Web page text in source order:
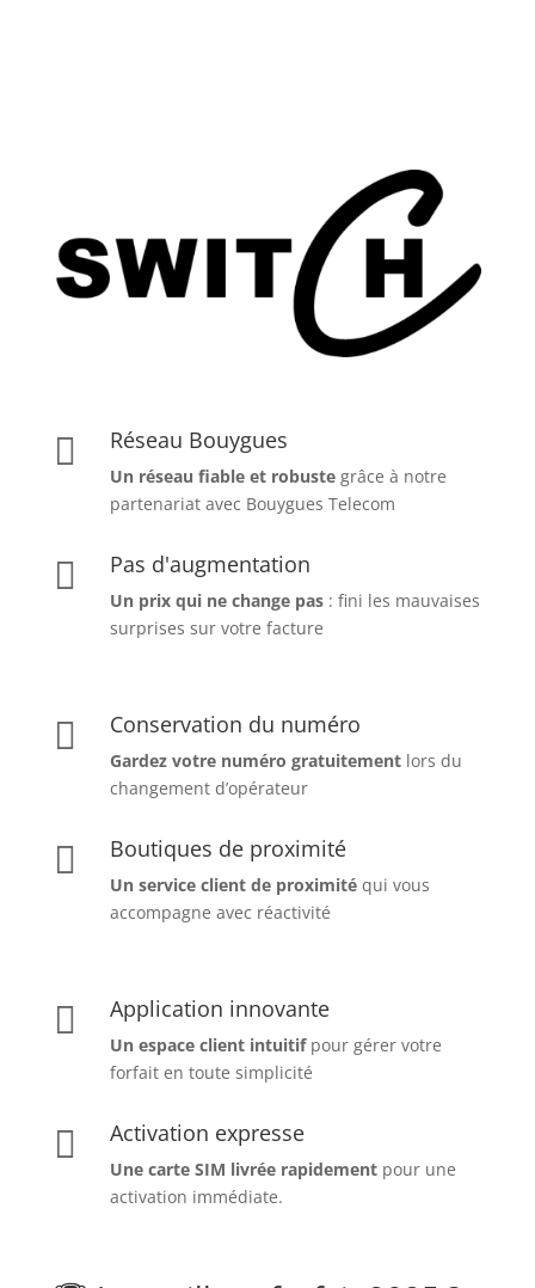
 Réseau Bouygues
Un réseau fiable et robustegrâce à notre
partenariat avec Bouygues Telecom
 Pas d'augmentation
Un prix qui ne change pas: fini les mauvaises
surprises sur votre facture
 Conservation du numéro
Gardez votre numéro gratuitementlors du
changement d’opérateur
 Boutiques de proximité
Un service client de proximitéqui vous
accompagne avec réactivité
 Application innovante
Un espace client intuitifpour gérer votre
forfait en toute simplicité
 Activation expresse
Une carte SIM livrée rapidementpour une
activation immédiate.